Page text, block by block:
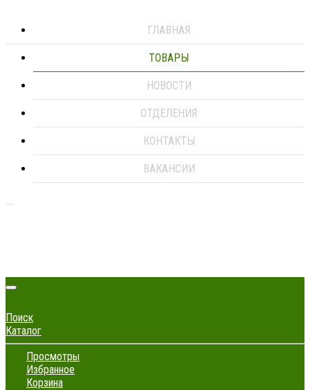
ГЛАВНАЯ
ТОВАРЫ
НОВОСТИ
ОТДЕЛЕНИЯ
КОНТАКТЫ
ВАКАНСИИ
Поиск
Каталог
Просмотры
Избранное
Корзина